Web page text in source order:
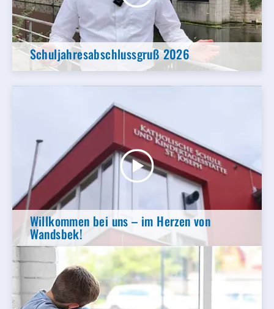
Schuljahresabschlussgruß 2026
Willkommen bei uns – im Herzen von
Wandsbek!